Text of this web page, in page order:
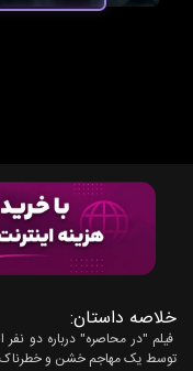
خلاصه داستان:
فیلم "در محاصره" درباره دو
توسط یک مهاجم خشن و